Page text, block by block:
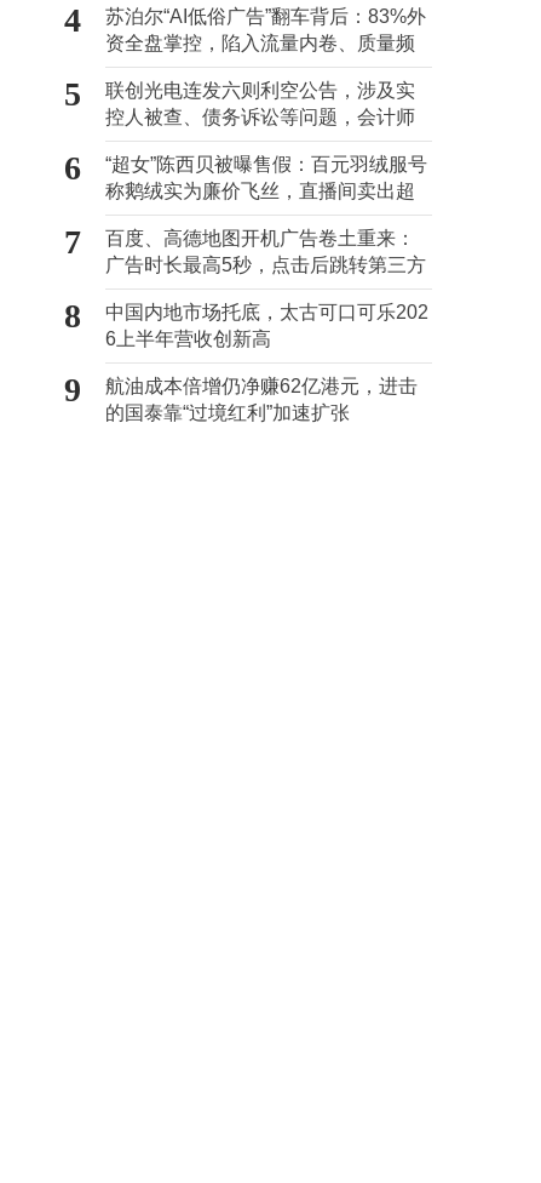
4
苏泊尔“AI低俗广告”翻车背后：83%外
资全盘掌控，陷入流量内卷、质量频
发的负循环
5
联创光电连发六则利空公告，涉及实
控人被查、债务诉讼等问题，会计师
事务所曾出具“保留意见”
6
“超女”陈西贝被曝售假：百元羽绒服号
称鹅绒实为廉价飞丝，直播间卖出超
百万元
7
百度、高德地图开机广告卷土重来：
广告时长最高5秒，点击后跳转第三方
8
中国内地市场托底，太古可口可乐202
6上半年营收创新高
9
航油成本倍增仍净赚62亿港元，进击
的国泰靠“过境红利”加速扩张